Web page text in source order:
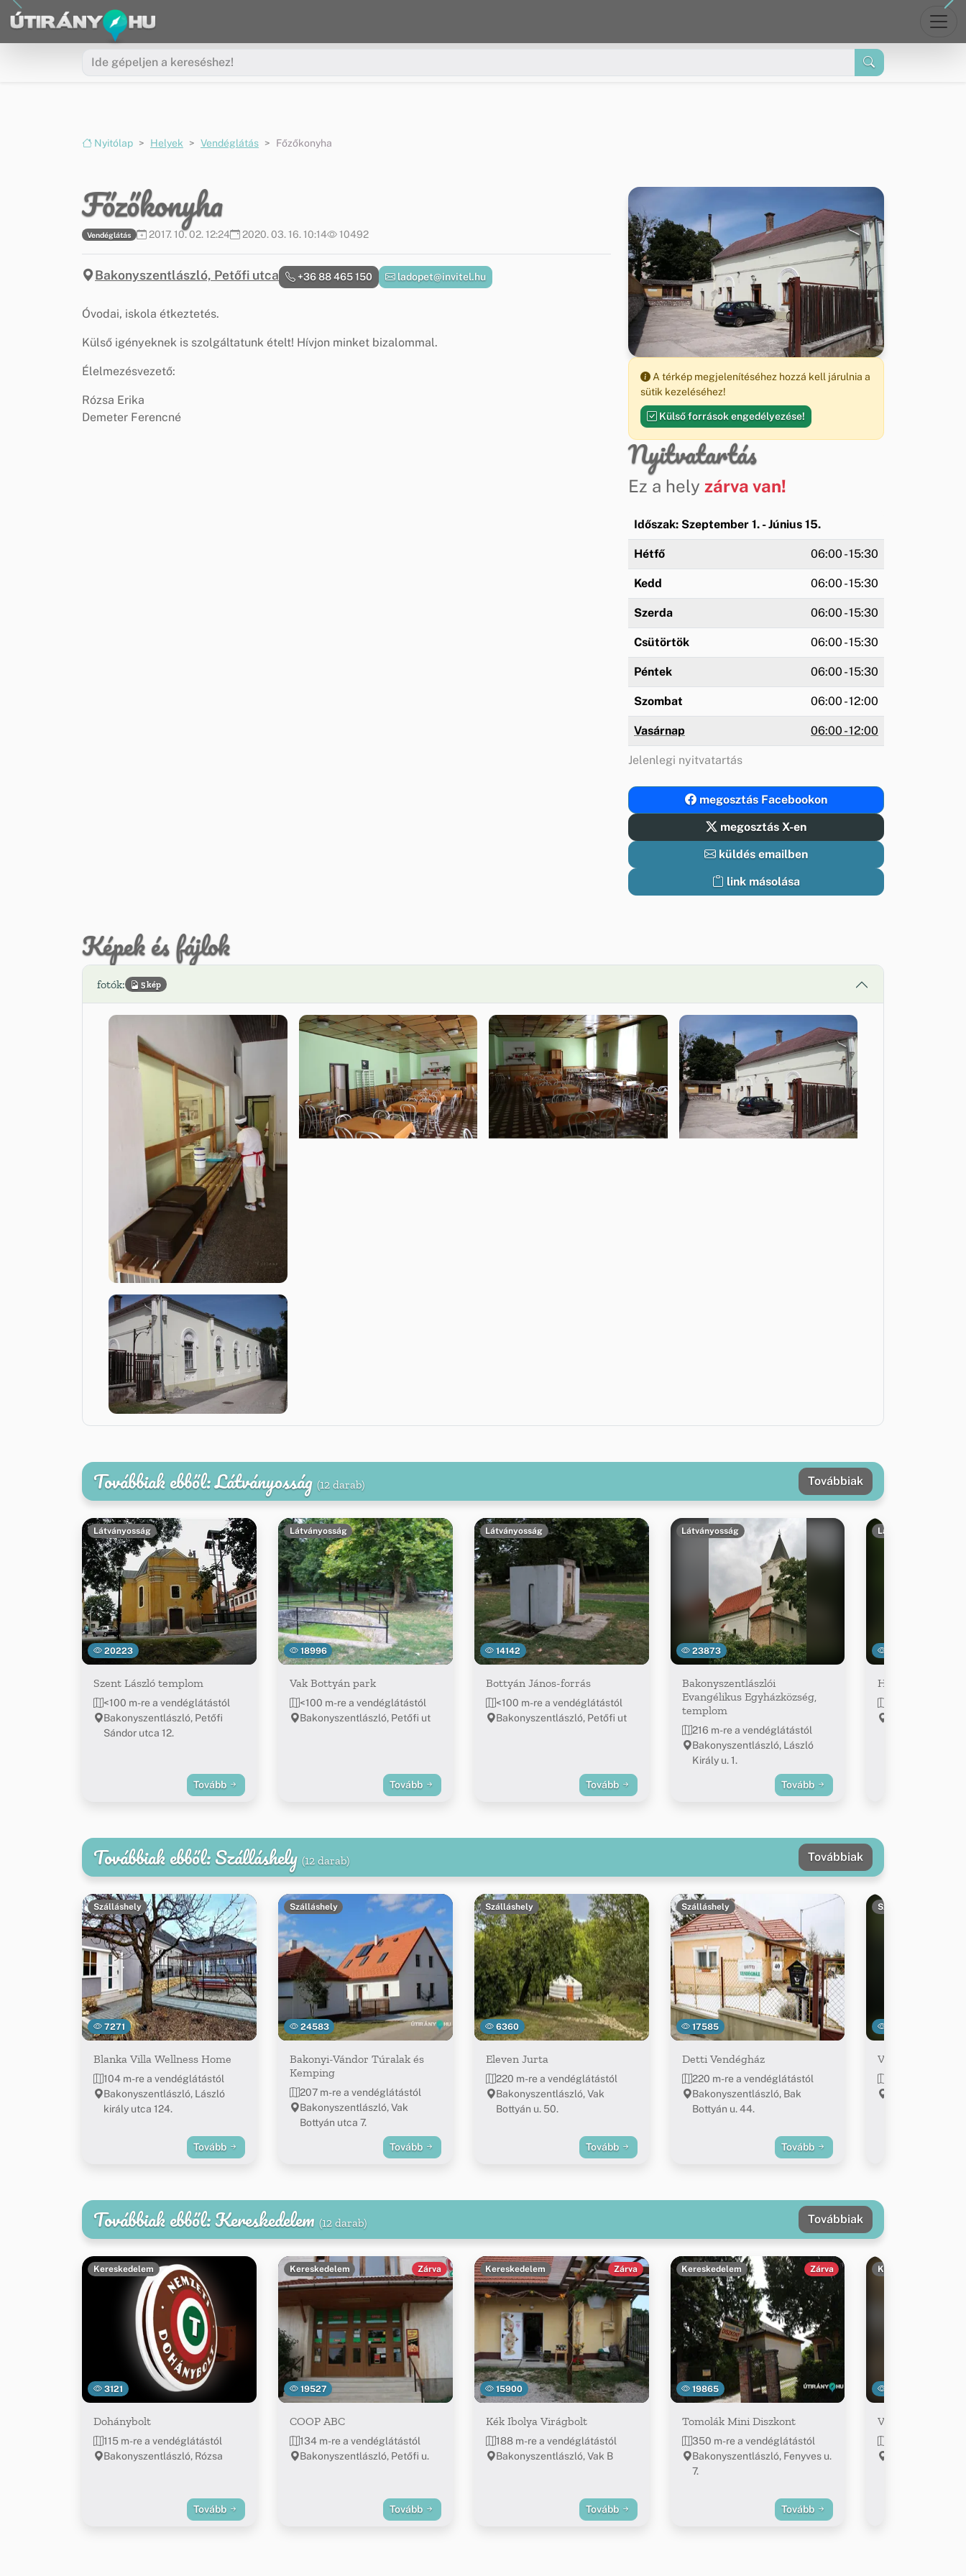
Ugrás a menüre
Ugrás a tartalomra
Nyitólap Helyek Vendéglátás Főzőkonyha
Főzőkonyha
Vendéglátás 2017. 10. 02. 12:24 2020. 03. 16. 10:14 10492
Bakonyszentlászló, Petőfi utca +36 88 465 150 ladopet@invitel.hu
Óvodai, iskola étkeztetés.
Külső igényeknek is szolgáltatunk ételt! Hívjon minket bizalommal.
Élelmezésvezető:
Rózsa Erika
Demeter Ferencné
A térkép megjelenítéséhez hozzá kell járulnia a
sütik kezeléséhez!
Külső források engedélyezése!
Nyitvatartás
Ez a hely zárva van!
Időszak: Szeptember 1. - Június 15.
Hétfő 06:00 - 15:30
Kedd 06:00 - 15:30
Szerda 06:00 - 15:30
Csütörtök 06:00 - 15:30
Péntek 06:00 - 15:30
Szombat 06:00 - 12:00
Vasárnap 06:00 - 12:00
Jelenlegi nyitvatartás
megosztás Facebookon
megosztás X-en
küldés emailben
link másolása
Képek és fájlok
fotók: 5 kép
Továbbiak ebből: Látványosság (12 darab) Továbbiak
20223
Látványosság
Szent László templom
<100 m-re a vendéglátástól
Bakonyszentlászló, Petőfi
Sándor utca 12.
Tovább
18996
Látványosság
Vak Bottyán park
<100 m-re a vendéglátástól
Bakonyszentlászló, Petőfi ut
Tovább
14142
Látványosság
Bottyán János-forrás
<100 m-re a vendéglátástól
Bakonyszentlászló, Petőfi ut
Tovább
23873
Látványosság
Bakonyszentlászlói
Evangélikus Egyházközség,
templom
216 m-re a vendéglátástól
Bakonyszentlászló, László
Király u. 1.
Tovább
Látványosság
Hódos-éri
Továbbiak ebből: Szálláshely (12 darab) Továbbiak
7271
Szálláshely
Blanka Villa Wellness Home
104 m-re a vendéglátástól
Bakonyszentlászló, László
király utca 124.
Tovább
24583
Szálláshely
Bakonyi-Vándor Túralak és
Kemping
207 m-re a vendéglátástól
Bakonyszentlászló, Vak
Bottyán utca 7.
Tovább
6360
Szálláshely
Eleven Jurta
220 m-re a vendéglátástól
Bakonyszentlászló, Vak
Bottyán u. 50.
Tovább
17585
Szálláshely
Detti Vendégház
220 m-re a vendéglátástól
Bakonyszentlászló, Bak
Bottyán u. 44.
Tovább
Szálláshely
VE-DI Vendégház
Továbbiak ebből: Kereskedelem (12 darab) Továbbiak
3121
Kereskedelem
Dohánybolt
115 m-re a vendéglátástól
Bakonyszentlászló, Rózsa
Tovább
19527
Kereskedelem Zárva
COOP ABC
134 m-re a vendéglátástól
Bakonyszentlászló, Petőfi u.
Tovább
15900
Kereskedelem Zárva
Kék Ibolya Virágbolt
188 m-re a vendéglátástól
Bakonyszentlászló, Vak B
Tovább
19865
Kereskedelem Zárva
Tomolák Mini Diszkont
350 m-re a vendéglátástól
Bakonyszentlászló, Fenyves u.
7.
Tovább
Kereskedelem
Vegyesbolt